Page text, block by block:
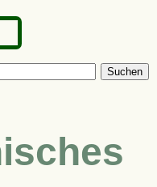
Suchen